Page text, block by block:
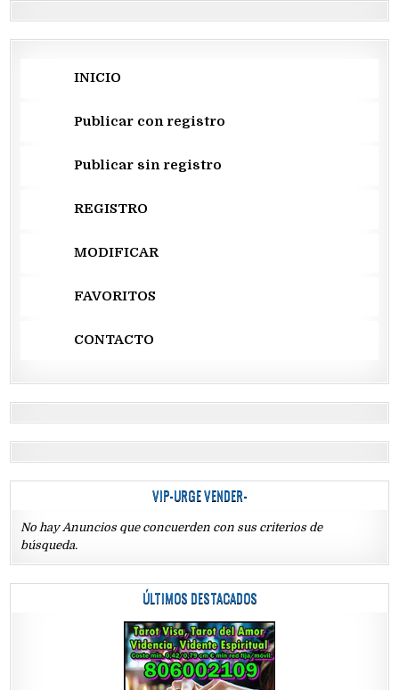
INICIO
Publicar con registro
Publicar sin registro
REGISTRO
MODIFICAR
FAVORITOS
CONTACTO
VIP-URGE VENDER-
No hay Anuncios que concuerden con sus criterios de
búsqueda.
ÚLTIMOS DESTACADOS